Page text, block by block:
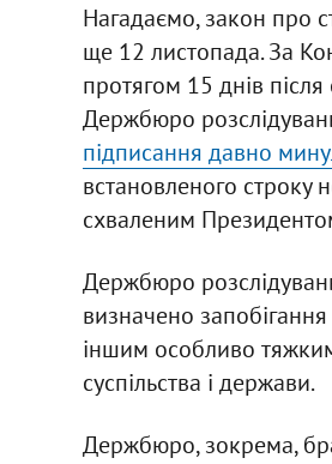
Нагадаємо, закон про
ще 12 листопада. За
протягом 15 днів
Держбюро
підписання давно
встановленого строку
схваленим
Держбюро
визначено
іншим особливо
суспільства і держави.
Держбюро, зокрема,